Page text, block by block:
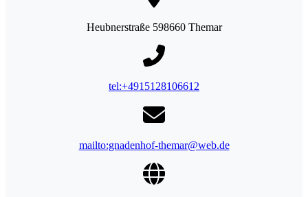
Heubnerstraße 598660 Themar
tel:+4915128106612
mailto:gnadenhof-themar@web.de